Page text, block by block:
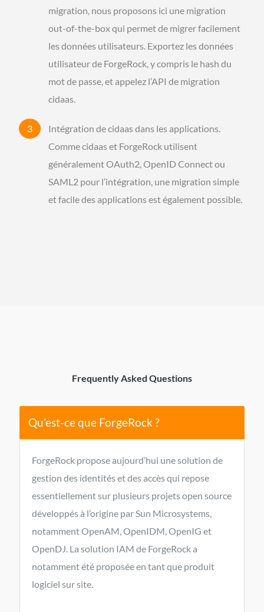
migration, nous proposons ici une migration
out-of-the-box qui permet de migrer facilement
les données utilisateurs. Exportez les données
utilisateur de ForgeRock, y compris le hash du
mot de passe, et appelez l’API de migration
cidaas.
Intégration de cidaas dans les applications.
Comme cidaas et ForgeRock utilisent
généralement OAuth2, OpenID Connect ou
SAML2 pour l’intégration, une migration simple
et facile des applications est également possible.
Frequently Asked Questions
Qu’est-ce que ForgeRock ?
ForgeRock propose aujourd’hui une solution de
gestion des identités et des accès qui repose
essentiellement sur plusieurs projets open source
développés à l’origine par Sun Microsystems,
notamment OpenAM, OpenIDM, OpenIG et
OpenDJ. La solution IAM de ForgeRock a
notamment été proposée en tant que produit
logiciel sur site.